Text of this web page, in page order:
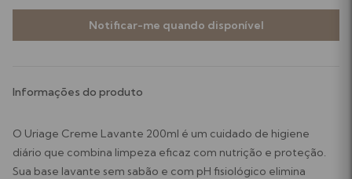
Notificar-me quando disponível
Informações do produto
O Uriage Creme Lavante 200ml é um cuidado de higiene
diário que combina limpeza eficaz com nutrição e proteção.
Sua base lavante sem sabão e com pH fisiológico elimina